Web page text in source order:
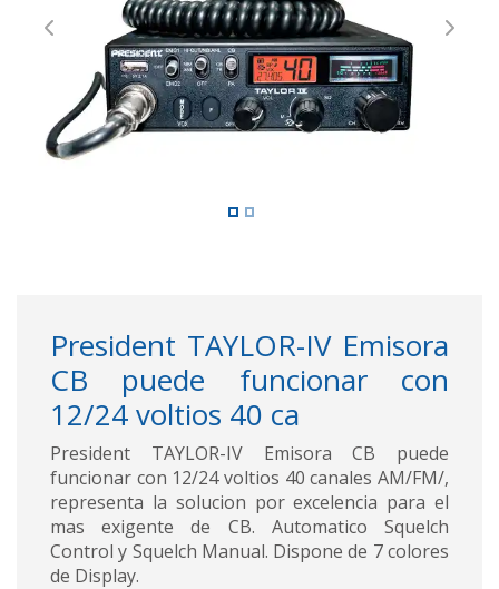
Previous Next
President TAYLOR-IV Emisora
CB puede funcionar con
12/24 voltios 40 ca
President TAYLOR-IV Emisora CB puede
funcionar con 12/24 voltios 40 canales AM/FM/,
representa la solucion por excelencia para el
mas exigente de CB. Automatico Squelch
Control y Squelch Manual. Dispone de 7 colores
de Display.